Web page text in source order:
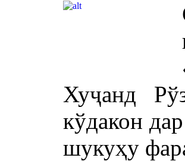
Хуҷанд
кўдакон
шукуҳу